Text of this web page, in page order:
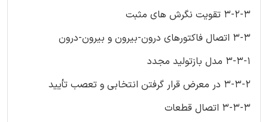
3-2-3 تقویت نگرش های مثبت
3-3 اتصال فاکتورهای درون-بیرون و بیرون-درون
3-3-1 مدل بازتولید مجدد
3-3-2 در معرض قرار گرفتن انتخابی و تعصب تأیید
3-3-3 اتصال قطعات